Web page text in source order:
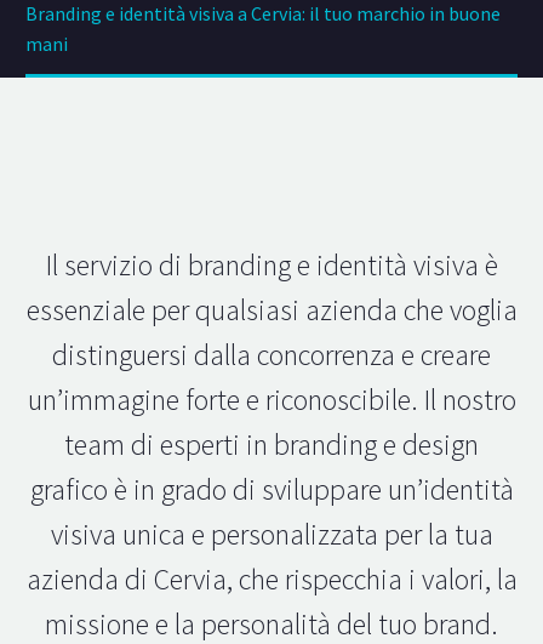
Branding e identità visiva a Cervia: il tuo marchio in buone
mani
Il servizio di branding e identità visiva è
essenziale per qualsiasi azienda che voglia
distinguersi dalla concorrenza e creare
un’immagine forte e riconoscibile. Il nostro
team di esperti in branding e design
grafico è in grado di sviluppare un’identità
visiva unica e personalizzata per la tua
azienda di Cervia, che rispecchia i valori, la
missione e la personalità del tuo brand.